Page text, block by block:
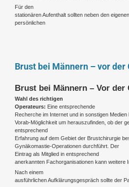
Für den
stationären Aufenthalt sollten neben den
persönlichen
Brust bei Männern – vor der
Brust bei Männern – Vor der
Wahl des richtigen
Operateurs: Eine entsprechende
Recherche im Internet und in sonstigen Medien
Vorab-Möglichkeit um herauszufinden, ob der
entsprechend
Erfahrung auf dem Gebiet der Brustchirurgie
Gynäkomastie-Operationen durchführt. Der
Eintrag als Mitglied in entsprechend
anerkannten Fachorganisationen kann weitere
Nach einem
ausführlichen Aufklärungsgespräch sollte der